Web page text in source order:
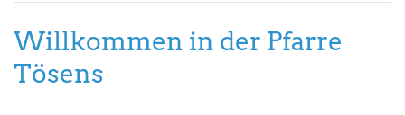
Willkommen in der Pfarre
Tösens